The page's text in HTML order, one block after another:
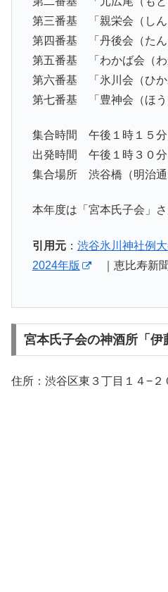
第三番基 「親栄会（しん
第四番基 「丹後会（たん
第五番基 「わかば会（わ
第六番基 「氷川会（ひか
第七番基 「豊神会（ほう
集合時間 午後１時１５分
出発時間 午後１時３０分
集合場所 渋谷橋（明治通
本年度は「宮本氏子会」さ
引用元： 渋谷氷川神社例
2024年版
｜恵比寿新聞
宮本氏子会の神酒所「伊
住所：渋谷区東３丁目１４−２